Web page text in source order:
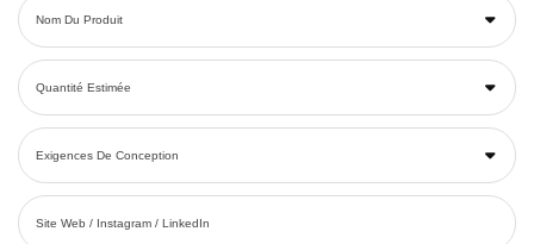
Nom Du Produit
Quantité Estimée
Exigences De Conception
Site Web / Instagram / LinkedIn